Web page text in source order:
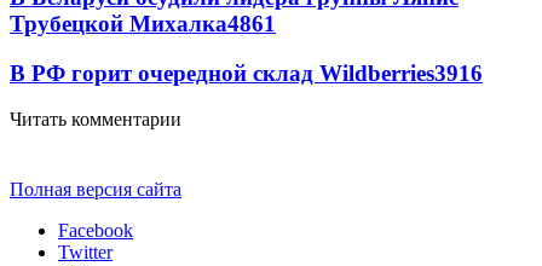
Трубецкой Михалка4861
В РФ горит очередной склад Wildberries3916
Читать комментарии
Полная версия сайта
Facebook
Twitter